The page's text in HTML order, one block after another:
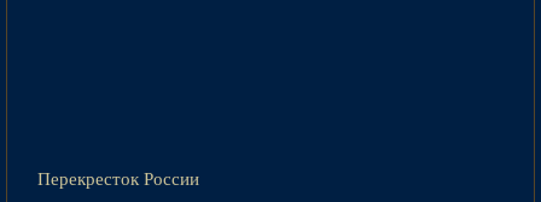
Перекресток России